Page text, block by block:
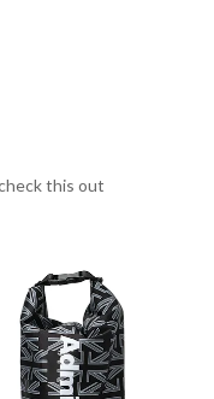
ル 35%(つば)ポリプ
/ 高さ:6.3cm
this out